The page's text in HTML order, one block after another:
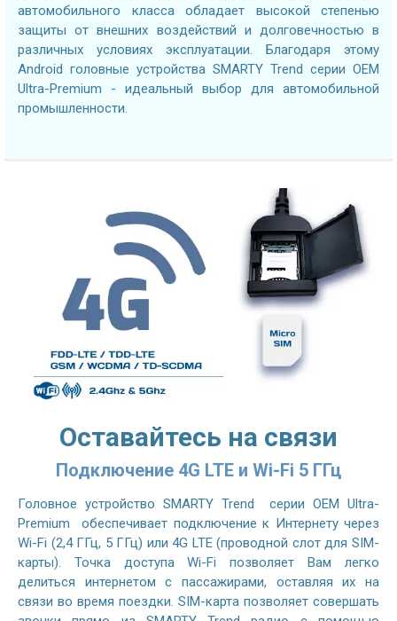
автомобильного класса обладает высокой степенью
защиты от внешних воздействий и долговечностью в
различных условиях эксплуатации. Благодаря этому
Android головные устройства SMARTY Trend серии OEM
Ultra-Premium - идеальный выбор для автомобильной
промышленности.
Оставайтесь на связи
Подключение 4G LTE и Wi-Fi 5 ГГц
Головное устройство SMARTY Trend серии OEM Ultra-
Premium обеспечивает подключение к Интернету через
Wi-Fi (2,4 ГГц, 5 ГГц) или 4G LTE (проводной слот для SIM-
карты). Точка доступа Wi-Fi позволяет Вам легко
делиться интернетом с пассажирами, оставляя их на
связи во время поездки. SIM-карта позволяет совершать